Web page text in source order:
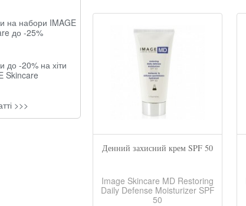
на набори IMAGE
до -25%
до -20% на хіти
Skincare
>>>
Денний захисний крем SPF 50
Image Skincare MD Restoring
Daily Defense Moisturizer SPF
50